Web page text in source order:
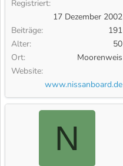
Registriert
17 Dezember 2002
Beiträge
191
Alter
50
Ort
Moorenweis
Website
www.nissanboard.de
N